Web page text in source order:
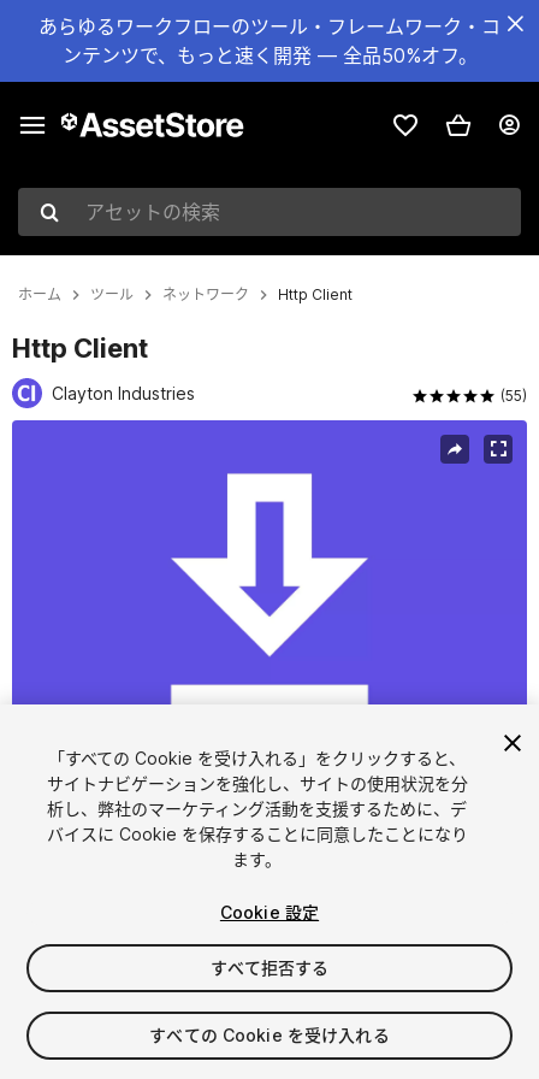
あらゆるワークフローのツール・フレームワーク・コ
ンテンツで、もっと速く開発 — 全品50%オフ。
アセットの検索
ホーム ツール ネットワーク Http Client
Http Client
Clayton Industries (55)
FREE
27viewsin the past week
「すべての Cookie を受け入れる」をクリックすると、
サイトナビゲーションを強化し、サイトの使用状況を分
析し、弊社のマーケティング活動を支援するために、デ
バイスに Cookie を保存することに同意したことになり
ます。
Cookie 設定
すべて拒否する
すべての Cookie を受け入れる